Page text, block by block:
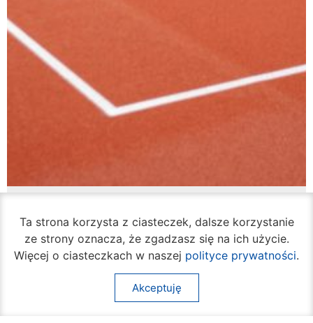
boisko
Ta strona korzysta z ciasteczek, dalsze korzystanie
ze strony oznacza, że zgadzasz się na ich użycie.
Więcej o ciasteczkach w naszej polityce prywatności.
Akceptuję